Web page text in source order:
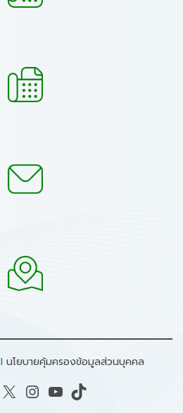
I นโยบายคุ้มครองข้อมูลส่วนบุคคล
X Instagram YouTube TikTok